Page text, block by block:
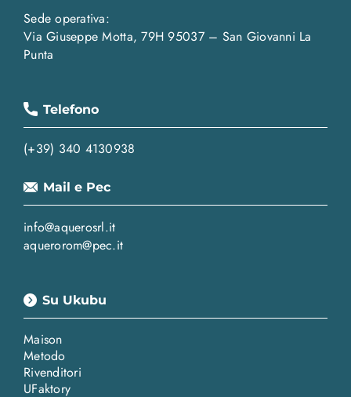
Sede operativa:
Via Giuseppe Motta, 79H 95037 – San Giovanni La
Punta
Telefono
(+39) 340 4130938
Mail e Pec
info@aquerosrl.it
aquerorom@pec.it
Su Ukubu
Maison
Metodo
Rivenditori
UFaktory